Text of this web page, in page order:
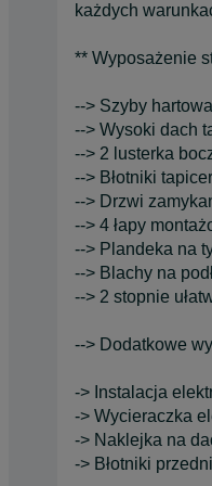
każdych
** Wyposażenie
--> Szyby
--> Wysoki dach
--> 2 lusterka
--> Błotniki
--> Drzwi
--> 4 łapy
--> Plandeka na
--> Blachy na
--> 2 stopnie
--> Dodatkowe
-> Instalacja
-> Wycieraczka
-> Naklejka na
-> Błotniki